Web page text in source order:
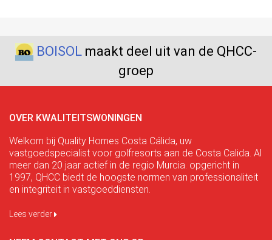
BOISOL maakt deel uit van de QHCC-
groep
OVER KWALITEITSWONINGEN
Welkom bij Quality Homes Costa Cálida, uw
vastgoedspecialist voor golfresorts aan de Costa Calida. Al
meer dan 20 jaar actief in de regio Murcia. opgericht in
1997, QHCC biedt de hoogste normen van professionaliteit
en integriteit in vastgoeddiensten.
Lees verder